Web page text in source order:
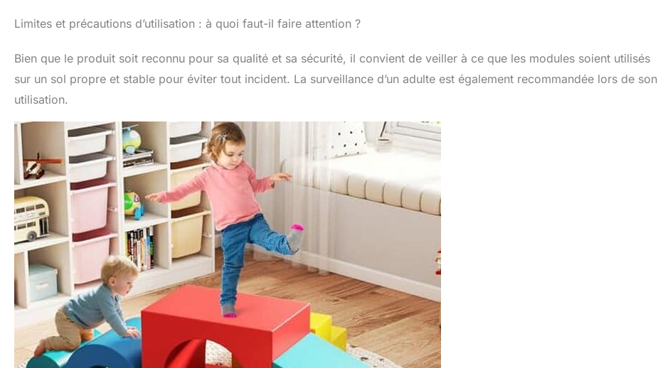
Limites et précautions d’utilisation : à quoi faut-il faire attention ?
Bien que le produit soit reconnu pour sa qualité et sa sécurité, il convient de veiller à ce que les modules soient utilisés
sur un sol propre et stable pour éviter tout incident. La surveillance d’un adulte est également recommandée lors de son
utilisation.